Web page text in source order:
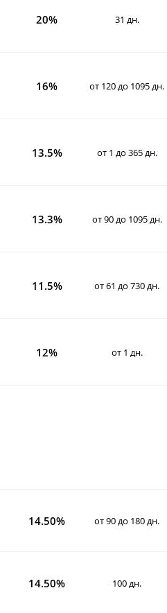
20% 31 дн.
16% от 120 до 1095 дн.
13.5% от 1 до 365 дн.
13.3% от 90 до 1095 дн.
11.5% от 61 до 730 дн.
12% от 1 дн.
14.50% от 90 до 180 дн.
14.50% 100 дн.